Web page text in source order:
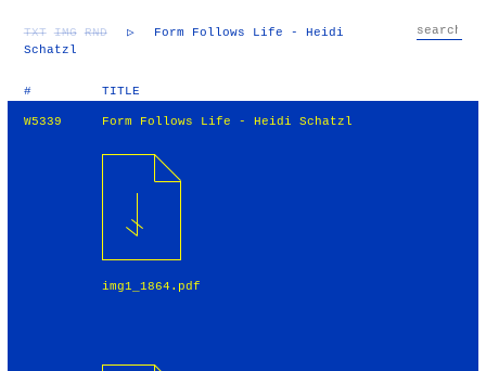
TXT IMG RND ▷
Form Follows Life - Heidi
Schatzl
# TITLE
W5339 Form Follows Life - Heidi Schatzl
img1_1864.pdf